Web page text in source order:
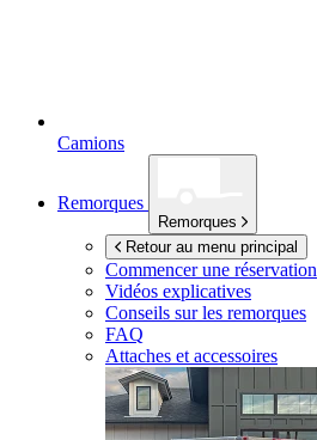
Camions
Remorques
Remorques
Retour au menu principal
Commencer une réservation
Vidéos explicatives
Conseils sur les remorques
FAQ
Attaches et accessoires